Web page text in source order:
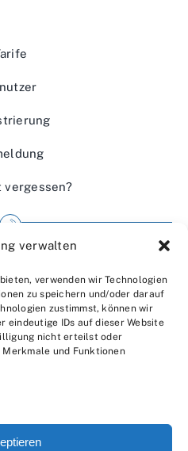
verwalten
verwenden wir Technologien
zu speichern und/oder darauf
zustimmst, können wir
eindeutige IDs auf dieser Website
nicht erteilst oder
und Funktionen
vergessen?
uns